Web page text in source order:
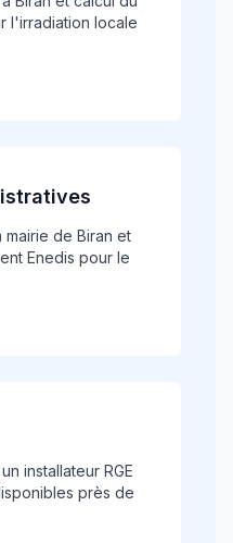
l'irradiation locale
de Biran et
Enedis pour le
installateur RGE
près de